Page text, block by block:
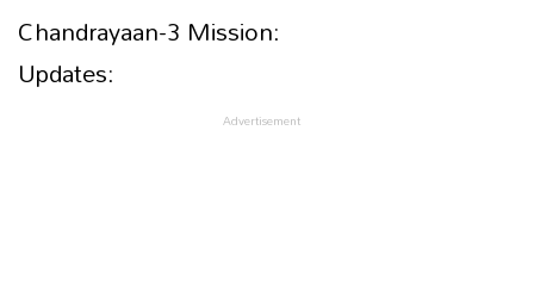
Chandrayaan-3 Mission:
Updates: